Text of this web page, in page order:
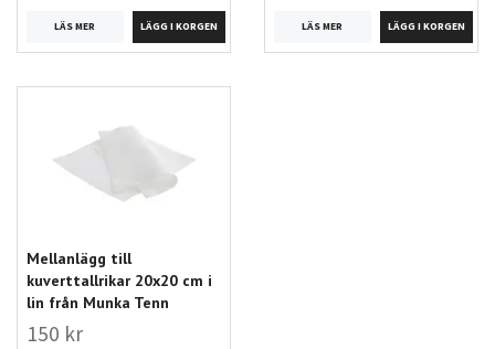
LÄS MER LÄS MER
Mellanlägg till
kuverttallrikar 20x20 cm i
lin från Munka Tenn
150 kr